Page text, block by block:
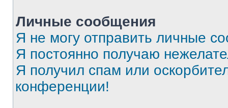
Личные сообщения
Я не могу отправить личные
Я постоянно получаю
Я получил спам или
конференции!